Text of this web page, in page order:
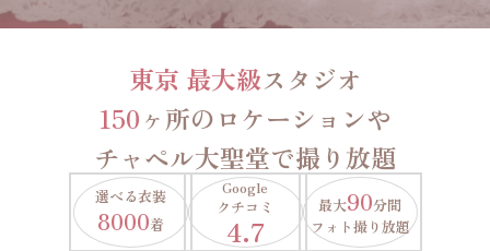
東京 最大級スタジオ
150ヶ所のロケーションや
チャペル大聖堂で撮り放題
選べる衣装
8000着
Google
クチコミ
4.7
最大90分間
フォト撮り放題